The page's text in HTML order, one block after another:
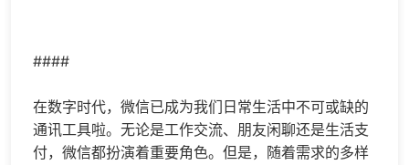
####
在数字时代，微信已成为我们日常生活中不可或缺的
通讯工具啦。无论是工作交流、朋友闲聊还是生活支
付，微信都扮演着重要角色。但是，随着需求的多样